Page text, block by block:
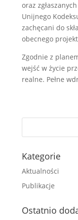
oraz
Unijnego
zachęcani do
obecnego
Zgodnie z
wejść w życie
realne. Pełne
Kategorie
Aktualności
Publikacje
Ostatnio